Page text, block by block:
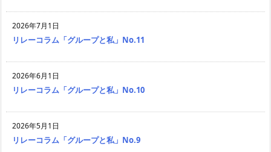
2026年7月1日
リレーコラム「グループと私」No.11
2026年6月1日
リレーコラム「グループと私」No.10
2026年5月1日
リレーコラム「グループと私」No.9